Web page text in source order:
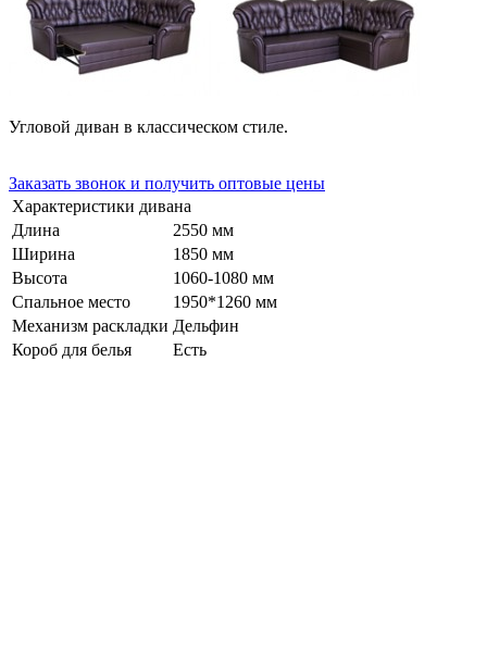
Угловой диван в классическом стиле.
Заказать звонок и получить оптовые цены
Характеристики дивана
Длина
2550 мм
Ширина
1850 мм
Высота
1060-1080 мм
Спальное место
1950*1260 мм
Механизм раскладки Дельфин
Короб для белья
Есть